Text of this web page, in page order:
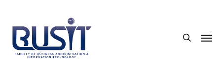
main
content